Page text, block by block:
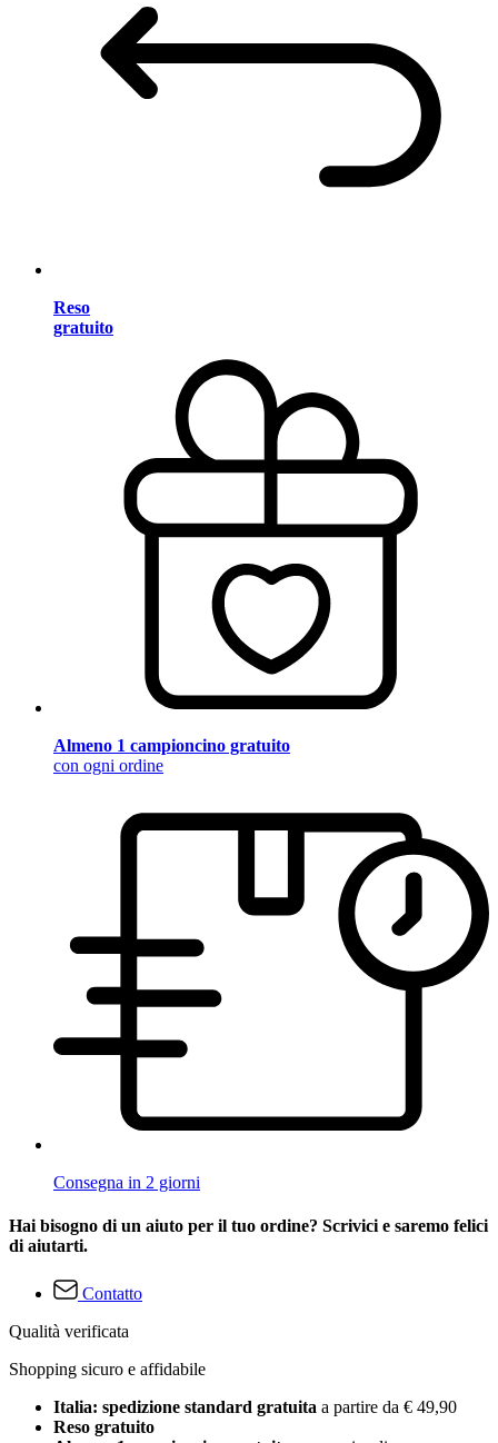
Reso
gratuito
Almeno 1 campioncino gratuito
con ogni ordine
Consegna in 2 giorni
Hai bisogno di un aiuto per il tuo ordine? Scrivici e saremo felici
di aiutarti.
Contatto
Qualità verificata
Shopping sicuro e affidabile
Italia: spedizione standard gratuita a partire da € 49,90
Reso gratuito